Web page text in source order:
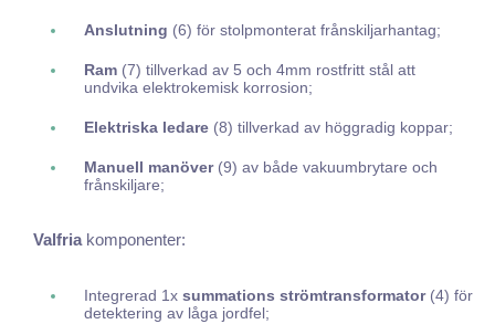
Anslutning (6) för stolpmonterat frånskiljarhantag;
Ram (7) tillverkad av 5 och 4mm rostfritt stål att
undvika elektrokemisk korrosion;
Elektriska ledare (8) tillverkad av höggradig koppar;
Manuell manöver (9) av både vakuumbrytare och
frånskiljare;
Valfria komponenter:
Integrerad 1x summations strömtransformator(4) för
detektering av låga jordfel;